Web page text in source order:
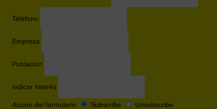
Teléfono
Empresa
Población
Indicar Interés
Acción del formulario Subscribe
Unsubscribe